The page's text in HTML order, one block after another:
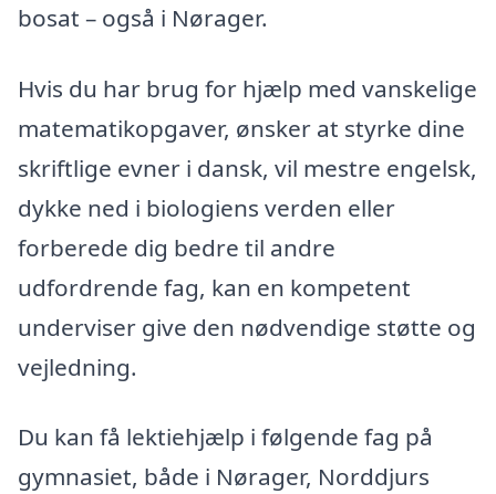
bosat – også i Nørager.
Hvis du har brug for hjælp med vanskelige
matematikopgaver, ønsker at styrke dine
skriftlige evner i dansk, vil mestre engelsk,
dykke ned i biologiens verden eller
forberede dig bedre til andre
udfordrende fag, kan en kompetent
underviser give den nødvendige støtte og
vejledning.
Du kan få lektiehjælp i følgende fag på
gymnasiet, både i Nørager, Norddjurs